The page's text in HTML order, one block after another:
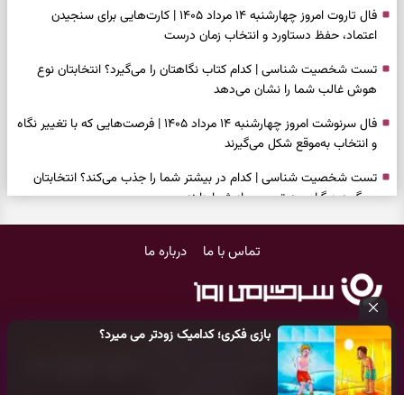
بازی فکری؛ کدامیک زودتر می میرد؟
فال تاروت امروز چهارشنبه ۱۴ مرداد ۱۴۰۵ | کارت‌هایی برای سنجیدن
اعتماد، حفظ دستاورد و انتخاب زمان درست
تست شخصیت شناسی | کدام کتاب نگاهتان را می‌گیرد؟ انتخابتان نوع
هوش غالب شما را نشان می‌دهد
فال سرنوشت امروز چهارشنبه ۱۴ مرداد ۱۴۰۵ | فرصت‌هایی که با تغییر نگاه
و انتخاب به‌موقع شکل می‌گیرند
تست شخصیت شناسی | کدام در بیشتر شما را جذب می‌کند؟ انتخابتان
می‌گوید دیگران چه تصویری از شما دارند
ساده و آرام‌کردن شلوغی ذهن
برای پیدا کردن کار این دعای حضرت موسی(ع) را بخوانید؛ دعایی که پس از
آن راه کار و زندگی باز شد
فال روزانه امروز چهارشنبه ۱۴ مرداد ۱۴۰۵ | روزی برای تغییر ریتم و رسیدگی
به موضوع‌های جاافتاده
تماس با ما درباره ما
کلیه حقوق مادی و معنوی این سایت متعلق بهپایگاه خبری سرگرمی روز
می‌باشد و هر گونه کپی‌برداری توسط دیگر سایت‌ها